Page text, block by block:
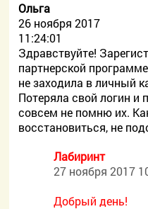
Ольга
26 ноября 2017
11:24:01
Здравствуйте!
партнерской
не заходила в личный
Потеряла свой логин и
совсем не помню их.
восстановиться, не
Лабиринт
27 ноября 2017
Добрый день!